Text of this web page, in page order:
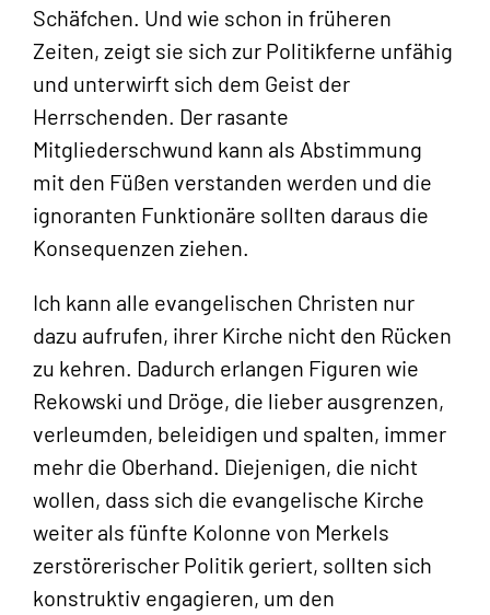
Schäfchen. Und wie schon in früheren
Zeiten, zeigt sie sich zur Politikferne unfähig
und unterwirft sich dem Geist der
Herrschenden. Der rasante
Mitgliederschwund kann als Abstimmung
mit den Füßen verstanden werden und die
ignoranten Funktionäre sollten daraus die
Konsequenzen ziehen.
Ich kann alle evangelischen Christen nur
dazu aufrufen, ihrer Kirche nicht den Rücken
zu kehren. Dadurch erlangen Figuren wie
Rekowski und Dröge, die lieber ausgrenzen,
verleumden, beleidigen und spalten, immer
mehr die Oberhand. Diejenigen, die nicht
wollen, dass sich die evangelische Kirche
weiter als fünfte Kolonne von Merkels
zerstörerischer Politik geriert, sollten sich
konstruktiv engagieren, um den